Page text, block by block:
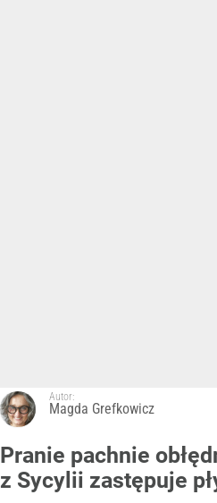
Autor:
Magda Grefkowicz
Pranie pachnie
z Sycylii zastępuje